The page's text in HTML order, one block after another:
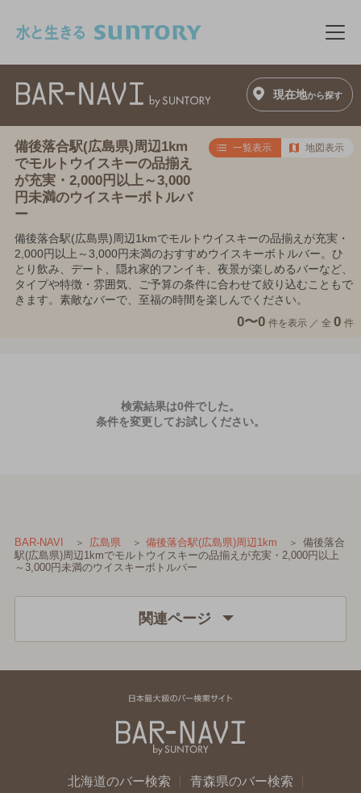
メ
現在地から探す
備後落合駅(広島県)周辺1km
でモルトウイスキーの品揃え
が充実・2,000円以上～3,000
円未満のウイスキーボトルバ
ー
一覧表示 地図表示
備後落合駅(広島県)周辺1kmでモルトウイスキーの品揃えが充実・
2,000円以上～3,000円未満のおすすめウイスキーボトルバー。ひ
とり飲み、デート、隠れ家的フンイキ、夜景が楽しめるバーなど、
タイプや特徴・雰囲気、ご予算の条件に合わせて絞り込むこともで
きます。素敵なバーで、至福の時間を楽しんでください。
0〜0 件を表示 ／ 全 0 件
検索結果は0件でした。
条件を変更してお試しください。
BAR-NAVI 広島県 備後落合駅(広島県)周辺1km
備後落合
駅(広島県)周辺1kmでモルトウイスキーの品揃えが充実・2,000円以上
～3,000円未満のウイスキーボトルバー
関連ページ
北海道のバー検索
青森県のバー検索